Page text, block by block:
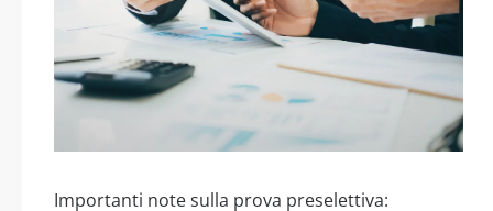
Importanti note sulla prova preselettiva: